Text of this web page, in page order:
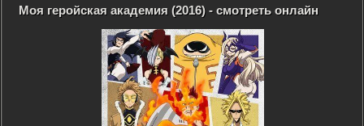
Моя геройская академия (2016) - смотреть онлайн